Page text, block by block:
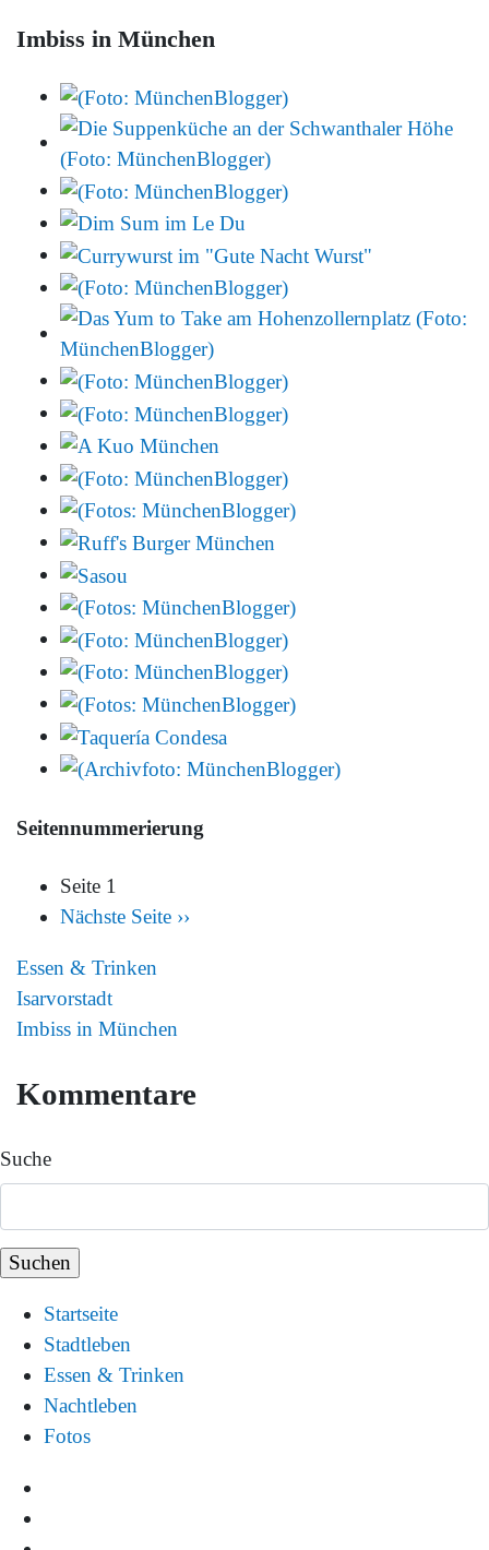
Imbiss in München
Seitennummerierung
Seite 1
Nächste Seite ››
Essen & Trinken
Isarvorstadt
Imbiss in München
Kommentare
Suche
Startseite
Stadtleben
Essen & Trinken
Nachtleben
Fotos